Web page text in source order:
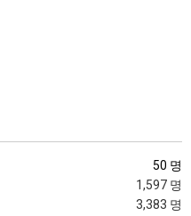
50 명
1,597 명
3,383 명